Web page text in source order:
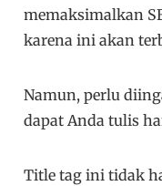
memaksimalkan
karena ini akan
Namun, perlu
dapat Anda tulis
Title tag ini tidak